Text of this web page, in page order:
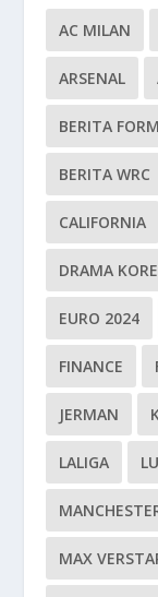
AC MILAN
ARSENAL
BERITA
BERITA WRC
CALIFORNIA
DRAMA
EURO 2024
FINANCE
JERMAN
LALIGA
MAX